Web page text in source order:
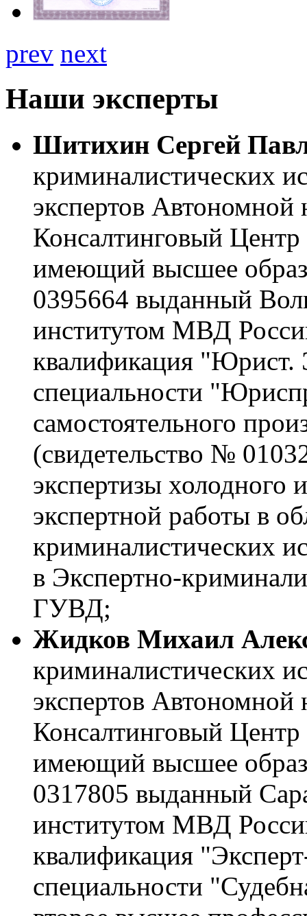
prev next
Наши эксперты
Шитихин Сергей
криминалистических
экспертов Автономной
Консалтинговый Центр
имеющий высшее
0395664 выданный
институтом МВД
квалификация "Юрист.
специальности
самостоятельного
(свидетельство №
экспертизы холодного
экспертной работы в
криминалистических
в Экспертно-
ГУВД;
Жидков Михаил
криминалистических
экспертов Автономной
Консалтинговый Центр
имеющий высшее
0317805 выданный
институтом МВД
квалификация
специальности